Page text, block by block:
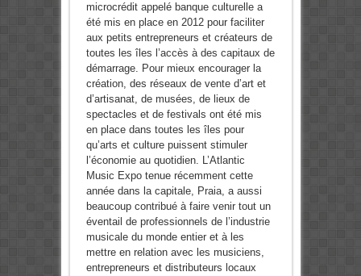
microcrédit appelé banque culturelle a
été mis en place en 2012 pour faciliter
aux petits entrepreneurs et créateurs de
toutes les îles l’accès à des capitaux de
démarrage. Pour mieux encourager la
création, des réseaux de vente d’art et
d’artisanat, de musées, de lieux de
spectacles et de festivals ont été mis
en place dans toutes les îles pour
qu’arts et culture puissent stimuler
l’économie au quotidien. L’Atlantic
Music Expo tenue récemment cette
année dans la capitale, Praia, a aussi
beaucoup contribué à faire venir tout un
éventail de professionnels de l’industrie
musicale du monde entier et à les
mettre en relation avec les musiciens,
entrepreneurs et distributeurs locaux